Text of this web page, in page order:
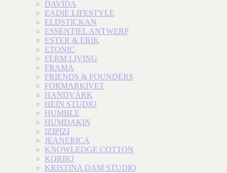
DAVIDA
EADIE LIFESTYLE
ELDSTICKAN
ESSENTIEL ANTWERP
ESTER & ERIK
ETONIC
FERM LIVING
FRAMA
FRIENDS & FOUNDERS
FORMARKIVET
HANDVÄRK
HEIN STUDIO
HUMBLE
HUMDAKIN
IZIPIZI
JEANERICA
KNOWLEDGE COTTON
KORBO
KRISTINA DAM STUDIO